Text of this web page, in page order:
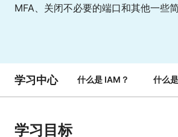
MFA、关闭不必要的端口和其他一些
学习中心 什么是 IAM？ 什么
学习目标